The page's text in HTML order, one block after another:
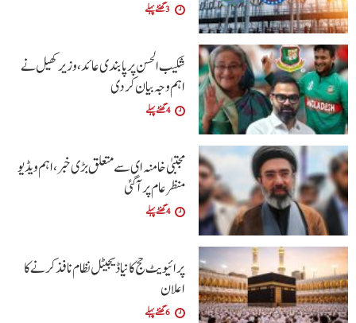
3 گھنٹے پہلے
شکیب الحسن پر پابندی عائد، وزیر کھیل نے
اہم وجہ بیان کر دی
4 گھنٹے پہلے
مجتبیٰ خامنہ ای سے متعلق بڑی خبر، اہم ویڈیو
منظرعام پر آگئی
4 گھنٹے پہلے
پرائیویٹ حج کا نیا ڈیجیٹل نظام نافذ کرنے کا
اعلان
6 گھنٹے پہلے